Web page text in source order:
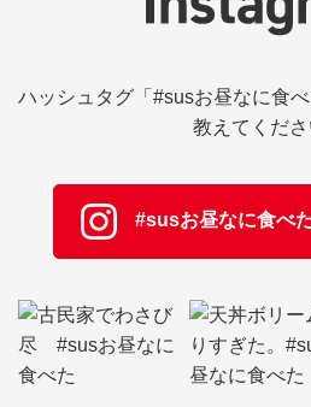
ハッシュタグ「#susお昼なに食
教えてくださ
#susお昼なに食べ